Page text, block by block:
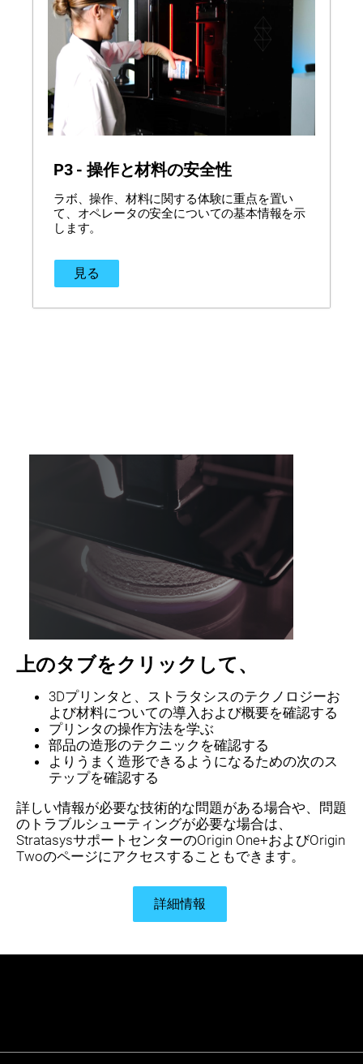
P3 - 操作と材料の安全性
ラボ、操作、材料に関する体験に重点を置い
て、オペレータの安全についての基本情報を示
します。
見る
上のタブをクリックして、
3Dプリンタと、ストラタシスのテクノロジーお
よび材料についての導入および概要を確認する
プリンタの操作方法を学ぶ
部品の造形のテクニックを確認する
よりうまく造形できるようになるための次のス
テップを確認する
詳しい情報が必要な技術的な問題がある場合や、問題
のトラブルシューティングが必要な場合は、
StratasysサポートセンターのOrigin One+およびOrigin
Twoのページにアクセスすることもできます。
詳細情報